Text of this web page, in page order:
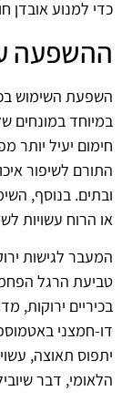
כדי למנוע אובדן
ההשפעה
השפעת השימוש
במיוחד במונחים
חימום יעיל יותר
התורם לשיפור
ובתים. בנוסף,
או הרוח עשויות
המעבר לגישות
טביעת הרגל
בכיריים
דו-חמצני
יתפוס תאוצה,
הלאומי, דבר